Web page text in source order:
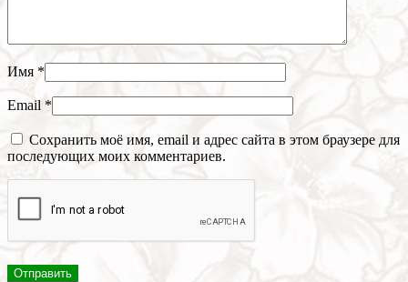
Имя *
Email *
Сохранить моё имя, email и адрес сайта в этом браузере для
последующих моих комментариев.